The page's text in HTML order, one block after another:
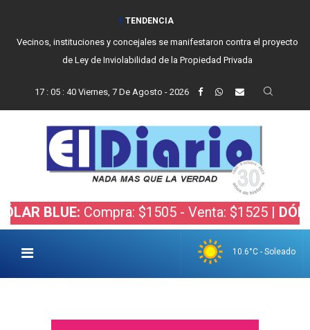
TENDENCIA
Vecinos, instituciones y concejales se manifestaron contra el proyecto
de Ley de Inviolabilidad de la Propiedad Privada
17: 05: 41 Viernes, 7 De Agosto - 2026
Compra: $1505 - Venta: $1525 |DÓLAR
10.6°C - Soleado